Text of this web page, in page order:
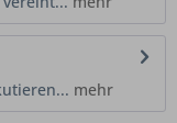
mehr